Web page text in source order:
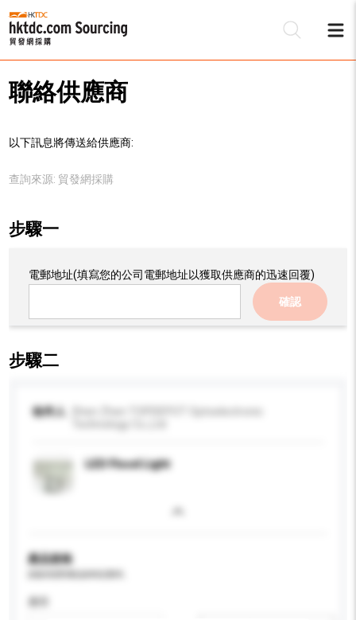
聯絡供應商
以下訊息將傳送給供應商:
查詢來源: 貿發網採購
步驟一
電郵地址(填寫您的公司電郵地址以獲取供應商的迅速回覆)
確認
步驟二
收件人
LED Flood Light
產品規格